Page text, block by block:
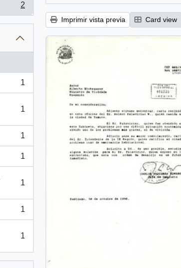
2
1
1
1
1
1
1
1
Imprimir vista previa Card view